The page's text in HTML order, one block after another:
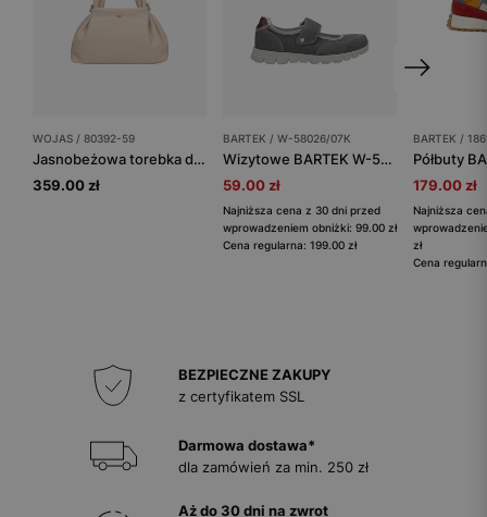
WOJAS / 80392-59
Jasnobeżowa torebka damska ze skóry licowej
359.00 zł
BARTEK / W-58026/07K
Wizytowe BARTEK W-58026/07K, dla dziewcząt, szary
59.00 zł
Najniższa cena z 30 dni przed
wprowadzeniem obniżki: 99.00 zł
Cena regularna: 199.00 zł
BARTEK /
179.00 zł
Najniższa
zł
Cena
BEZPIECZNE ZAKUPY
z certyfikatem SSL
Darmowa dostawa*
dla zamówień za min. 250 zł
Aż do 30 dni na zwrot